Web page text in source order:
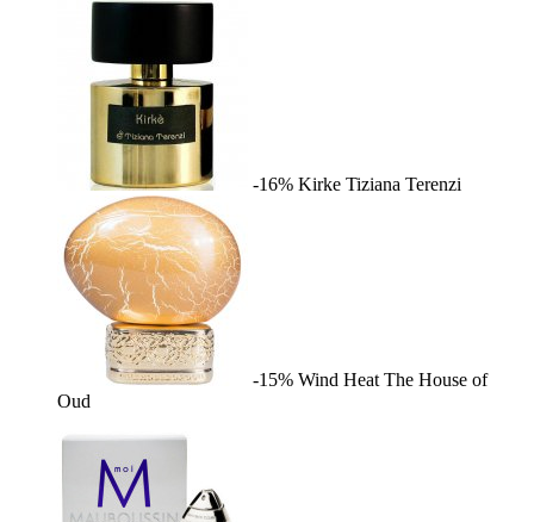
-16% Kirke Tiziana Terenzi
-15% Wind Heat The House of
Oud